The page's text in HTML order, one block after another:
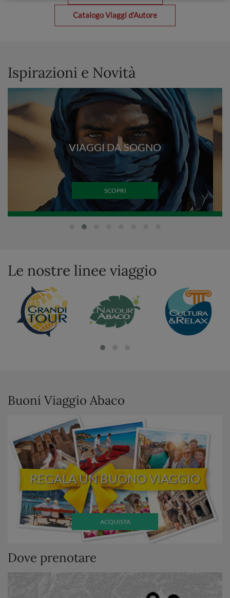
Catalogo Viaggi d'Autore
Ispirazioni e Novità
VIAGGI DA SOGNO
SCOPRI
Le nostre linee viaggio
Buoni Viaggio Abaco
REGALA UN BUONO VIAGGIO
ACQUISTA
Dove prenotare